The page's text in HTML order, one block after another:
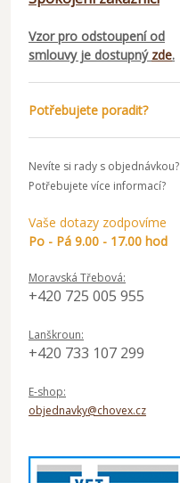
Vzor pro odstoupení od
smlouvy je dostupný zde.
Potřebujete poradit?
Nevíte si rady s objednávkou?
Potřebujete více informací?
Vaše dotazy zodpovíme
Po - Pá 9.00 - 17.00 hod
Moravská Třebová:
+420 725 005 955
Lanškroun:
+420 733 107 299
E-shop:
objednavky@chovex.cz